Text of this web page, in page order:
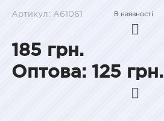
Артикул: A61061 В наявності
185 грн.
Оптова: 125 грн.